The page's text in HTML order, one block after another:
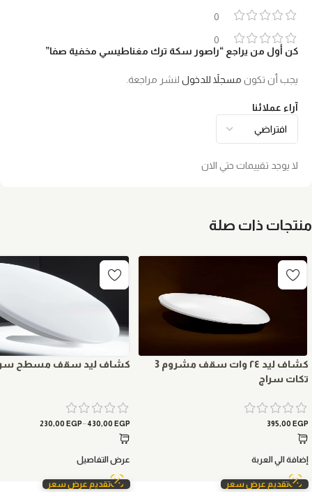
0
0
آراء عملائنا
لا يوجد تقييمات حتي الان
كن أول من يراجع “راصور سكة ترك مغناطيسي مخفية صفا”
يجب أن تكون مسجلاً للدخول لنشر مراجعة.
منتجات ذات صلة
كشاف ليد ٢٤ وات سقف مشروم 3
تكات سراج
395,00 EGP
إضافة الي العربة
تقديم عرض سعر
كشاف ليد سقف مسطح
230,00 EGP–430,00 EGP
عرض التفاصيل
تقديم عرض سعر